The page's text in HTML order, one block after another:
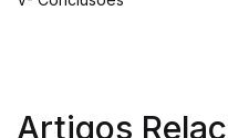
Artigos